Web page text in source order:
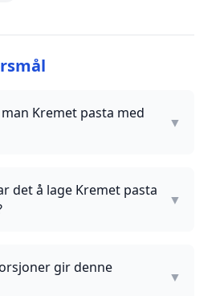
Kremet pasta med
▼
det å lage Kremet pasta
▼
gir denne
▼